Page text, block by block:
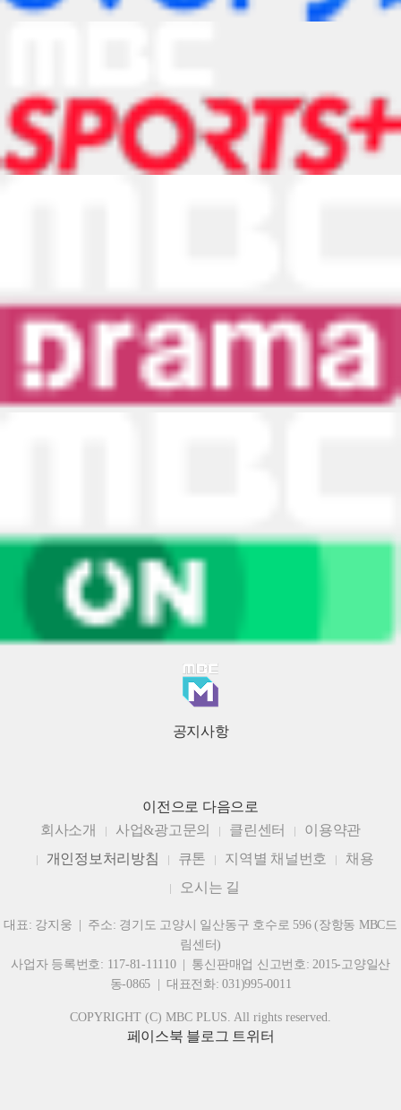
공지사항
이전으로 다음으로
회사소개
사업&광고문의 클린센터
이용약관
개인정보처리방침
큐톤 지역별 채널번호
채용
오시는 길
대표: 강지웅 | 주소: 경기도 고양시 일산동구 호수로 596 (장항동 MBC드
림센터)
사업자 등록번호: 117-81-11110 | 통신판매업 신고번호: 2015-고양일산
동-0865 | 대표전화: 031)995-0011
COPYRIGHT (C) MBC PLUS. All rights reserved.
페이스북 블로그 트위터